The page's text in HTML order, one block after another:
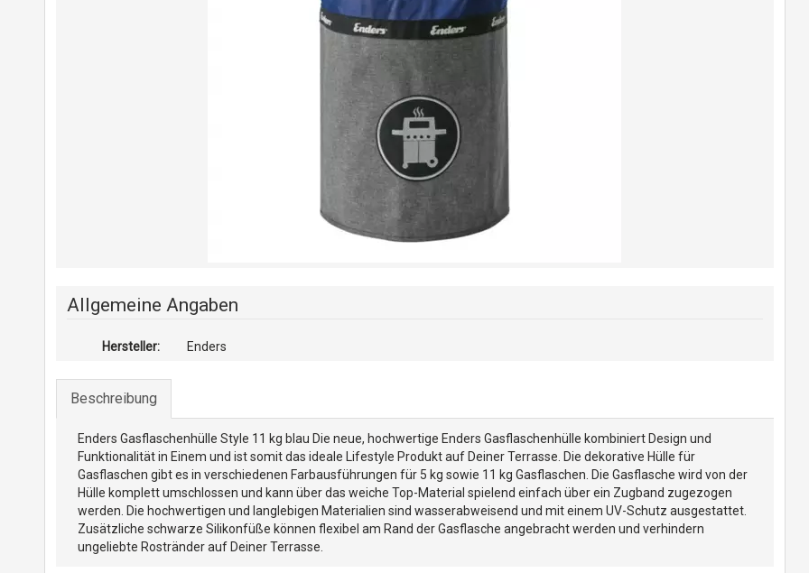
Allgemeine Angaben
Hersteller: Enders
Beschreibung
Enders Gasflaschenhülle Style 11 kg blau Die neue, hochwertige Enders Gasflaschenhülle kombiniert Design und
Funktionalität in Einem und ist somit das ideale Lifestyle Produkt auf Deiner Terrasse. Die dekorative Hülle für
Gasflaschen gibt es in verschiedenen Farbausführungen für 5 kg sowie 11 kg Gasflaschen. Die Gasflasche wird von der
Hülle komplett umschlossen und kann über das weiche Top-Material spielend einfach über ein Zugband zugezogen
werden. Die hochwertigen und langlebigen Materialien sind wasserabweisend und mit einem UV-Schutz ausgestattet.
Zusätzliche schwarze Silikonfüße können flexibel am Rand der Gasflasche angebracht werden und verhindern
ungeliebte Rostränder auf Deiner Terrasse.